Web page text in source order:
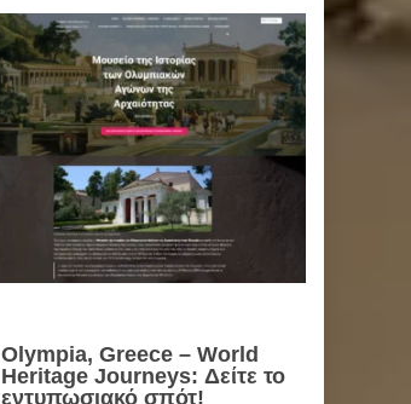
Olympia, Greece – World
Heritage Journeys: Δείτε το
εντυπωσιακό σπότ!